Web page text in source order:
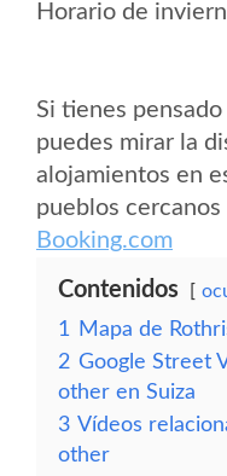
Horario de
Si tienes
puedes mirar la
alojamientos en
pueblos cercanos
Booking.com
Contenidos
1
Mapa de
2 Google Street
other en Suiza
3 Vídeos
other